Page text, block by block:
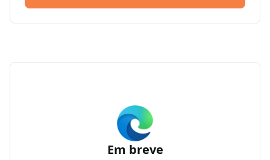
Em breve